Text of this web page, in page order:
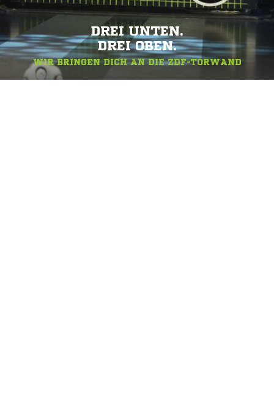
DREI UNTEN.
DREI OBEN.
WIR BRINGEN DICH AN DIE ZDF-TORWAND